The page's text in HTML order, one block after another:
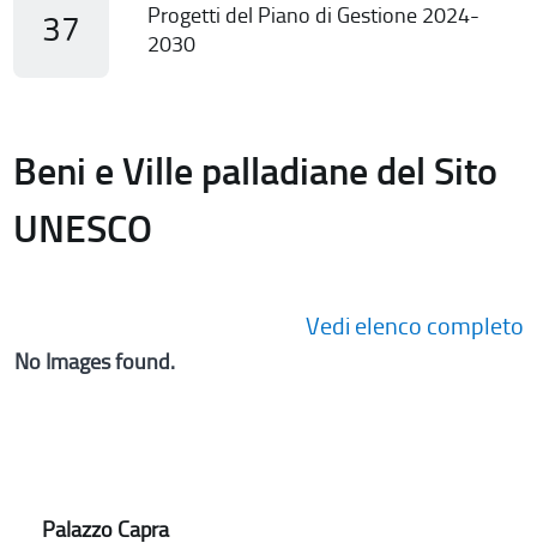
37
Progetti del Piano di Gestione 2024-
2030
Beni e Ville palladiane del Sito
UNESCO
Vedi elenco completo
No Images found.
Palazzo Capra